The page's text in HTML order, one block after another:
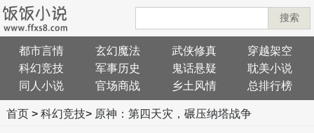
搜索
都市言情 玄幻魔法 武侠修真
穿越架空
科幻竞技
军事历史 鬼话悬疑
耽美小说
同人小说
官场商战 乡土风情 总排行榜
首页> 科幻竞技> 原神：第四天灾，碾压纳塔战争